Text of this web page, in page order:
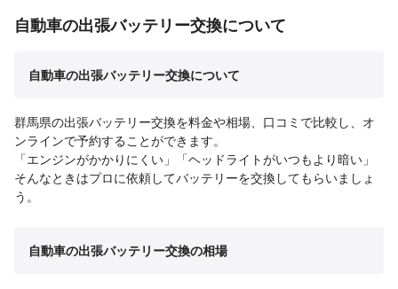
自動車の出張バッテリー交換について
自動車の出張バッテリー交換について
群馬県の出張バッテリー交換を料金や相場、口コミで比較し、オ
ンラインで予約することができます。
「エンジンがかかりにくい」「ヘッドライトがいつもより暗い」
そんなときはプロに依頼してバッテリーを交換してもらいましょ
う。
自動車の出張バッテリー交換の相場